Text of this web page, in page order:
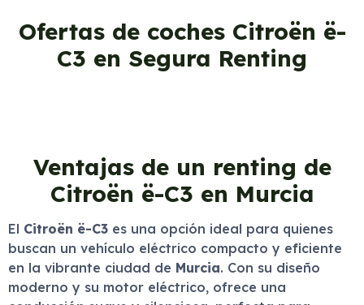
Ofertas de coches Citroën ë-
C3 en Segura Renting
Ventajas de un renting de
Citroën ë-C3 en Murcia
El Citroën ë-C3 es una opción ideal para quienes
buscan un vehículo eléctrico compacto y eficiente
en la vibrante ciudad de Murcia. Con su diseño
moderno y su motor eléctrico, ofrece una